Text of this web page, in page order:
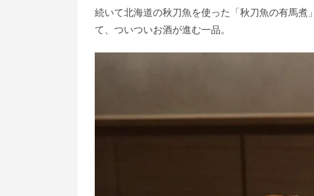
続いて北海道の秋刀魚を使った「秋刀魚の有馬
て、ついついお酒が進む一品。